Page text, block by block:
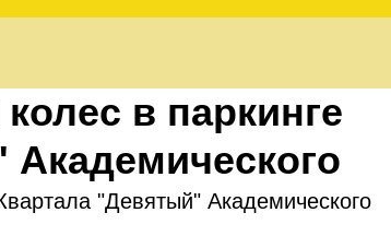
в паркинге
"Девятый" Академического